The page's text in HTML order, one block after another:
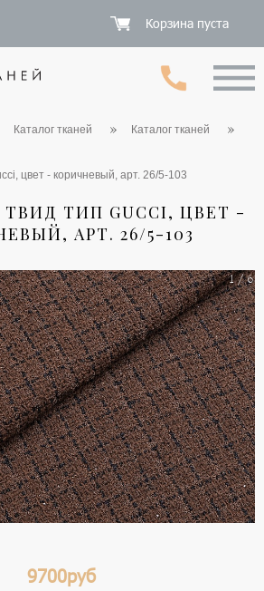
Корзина пуста
Каталог тканей
Каталог тканей
цвет - коричневый, арт. 26/5-103
ТИП GUCCI, ЦВЕТ -
АРТ. 26/5-103
1 / 6
9700руб